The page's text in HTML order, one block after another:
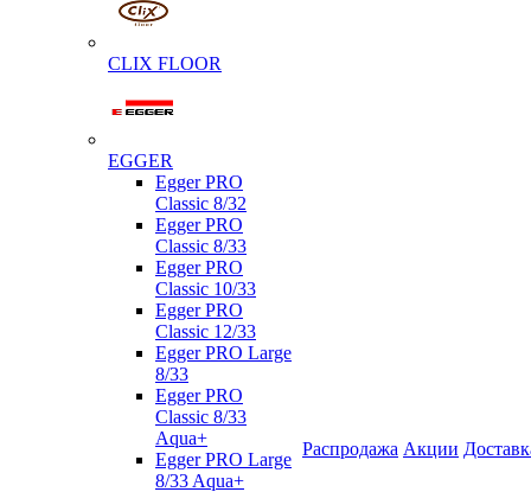
CLIX FLOOR
EGGER
Egger PRO
Classic 8/32
Egger PRO
Classic 8/33
Egger PRO
Classic 10/33
Egger PRO
Classic 12/33
Egger PRO Large
8/33
Egger PRO
Classic 8/33
Aqua+
Egger PRO Large
8/33 Aqua+
Распродажа Акции